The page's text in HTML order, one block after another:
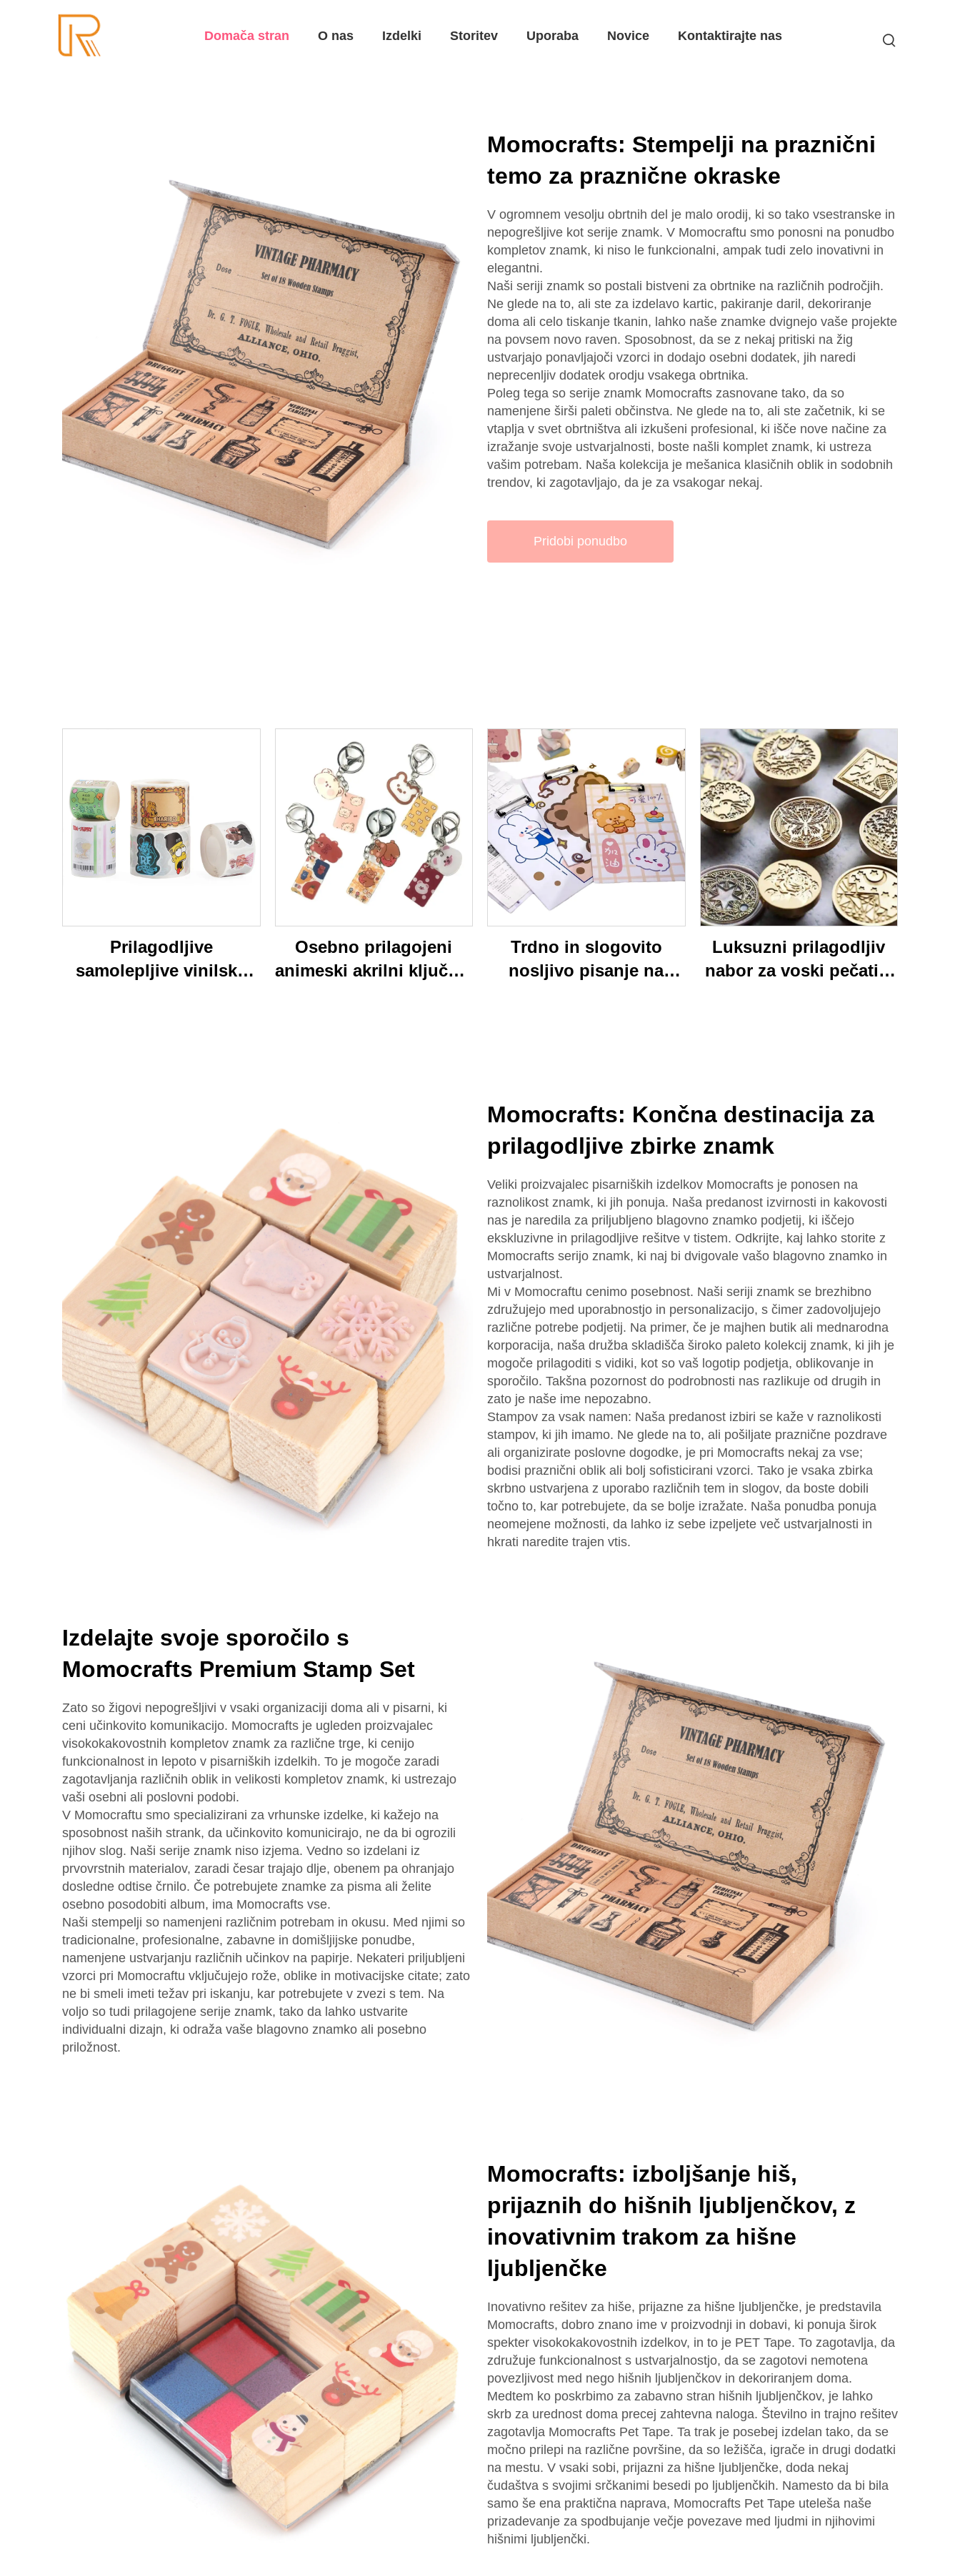
Domača stran O nas Izdelki Storitev Uporaba Novice Kontaktirajte nas
Momocrafts: Stempelji na praznični
temo za praznične okraske
V ogromnem vesolju obrtnih del je malo orodij, ki so tako vsestranske in
nepogrešljive kot serije znamk. V Momocraftu smo ponosni na ponudbo
kompletov znamk, ki niso le funkcionalni, ampak tudi zelo inovativni in
elegantni.
Naši seriji znamk so postali bistveni za obrtnike na različnih področjih.
Ne glede na to, ali ste za izdelavo kartic, pakiranje daril, dekoriranje
doma ali celo tiskanje tkanin, lahko naše znamke dvignejo vaše projekte
na povsem novo raven. Sposobnost, da se z nekaj pritiski na žig
ustvarjajo ponavljajoči vzorci in dodajo osebni dodatek, jih naredi
neprecenljiv dodatek orodju vsakega obrtnika.
Poleg tega so serije znamk Momocrafts zasnovane tako, da so
namenjene širši paleti občinstva. Ne glede na to, ali ste začetnik, ki se
vtaplja v svet obrtništva ali izkušeni profesional, ki išče nove načine za
izražanje svoje ustvarjalnosti, boste našli komplet znamk, ki ustreza
vašim potrebam. Naša kolekcija je mešanica klasičnih oblik in sodobnih
trendov, ki zagotavljajo, da je za vsakogar nekaj.
Pridobi ponudbo
Prilagodljive
samolepljive vinilske
Osebno prilagojeni
animeski akrilni ključnik
Trdno in slogovito
nosljivo pisanje na
uporabo
Luksuzni prilagodljiv
nabor za voski pečati s
Momocrafts: Končna destinacija za
prilagodljive zbirke znamk
Veliki proizvajalec pisarniških izdelkov Momocrafts je ponosen na
raznolikost znamk, ki jih ponuja. Naša predanost izvirnosti in kakovosti
nas je naredila za priljubljeno blagovno znamko podjetij, ki iščejo
ekskluzivne in prilagodljive rešitve v tistem. Odkrijte, kaj lahko storite z
Momocrafts serijo znamk, ki naj bi dvigovale vašo blagovno znamko in
ustvarjalnost.
Mi v Momocraftu cenimo posebnost. Naši seriji znamk se brezhibno
združujejo med uporabnostjo in personalizacijo, s čimer zadovoljujejo
različne potrebe podjetij. Na primer, če je majhen butik ali mednarodna
korporacija, naša družba skladišča široko paleto kolekcij znamk, ki jih je
mogoče prilagoditi s vidiki, kot so vaš logotip podjetja, oblikovanje in
sporočilo. Takšna pozornost do podrobnosti nas razlikuje od drugih in
zato je naše ime nepozabno.
Stampov za vsak namen: Naša predanost izbiri se kaže v raznolikosti
stampov, ki jih imamo. Ne glede na to, ali pošiljate praznične pozdrave
ali organizirate poslovne dogodke, je pri Momocrafts nekaj za vse;
bodisi praznični oblik ali bolj sofisticirani vzorci. Tako je vsaka zbirka
skrbno ustvarjena z uporabo različnih tem in slogov, da boste dobili
točno to, kar potrebujete, da se bolje izražate. Naša ponudba ponuja
neomejene možnosti, da lahko iz sebe izpeljete več ustvarjalnosti in
hkrati naredite trajen vtis.
Izdelajte svoje sporočilo s
Momocrafts Premium Stamp Set
Zato so žigovi nepogrešljivi v vsaki organizaciji doma ali v pisarni, ki
ceni učinkovito komunikacijo. Momocrafts je ugleden proizvajalec
visokokakovostnih kompletov znamk za različne trge, ki cenijo
funkcionalnost in lepoto v pisarniških izdelkih. To je mogoče zaradi
zagotavljanja različnih oblik in velikosti kompletov znamk, ki ustrezajo
vaši osebni ali poslovni podobi.
V Momocraftu smo specializirani za vrhunske izdelke, ki kažejo na
sposobnost naših strank, da učinkovito komunicirajo, ne da bi ogrozili
njihov slog. Naši serije znamk niso izjema. Vedno so izdelani iz
prvovrstnih materialov, zaradi česar trajajo dlje, obenem pa ohranjajo
dosledne odtise črnilo. Če potrebujete znamke za pisma ali želite
osebno posodobiti album, ima Momocrafts vse.
Naši stempelji so namenjeni različnim potrebam in okusu. Med njimi so
tradicionalne, profesionalne, zabavne in domišljijske ponudbe,
namenjene ustvarjanju različnih učinkov na papirje. Nekateri priljubljeni
vzorci pri Momocraftu vključujejo rože, oblike in motivacijske citate; zato
ne bi smeli imeti težav pri iskanju, kar potrebujete v zvezi s tem. Na
voljo so tudi prilagojene serije znamk, tako da lahko ustvarite
individualni dizajn, ki odraža vaše blagovno znamko ali posebno
priložnost.
Momocrafts: izboljšanje hiš,
prijaznih do hišnih ljubljenčkov, z
inovativnim trakom za hišne
ljubljenčke
Inovativno rešitev za hiše, prijazne za hišne ljubljenčke, je predstavila
Momocrafts, dobro znano ime v proizvodnji in dobavi, ki ponuja širok
spekter visokokakovostnih izdelkov, in to je PET Tape. To zagotavlja, da
združuje funkcionalnost s ustvarjalnostjo, da se zagotovi nemotena
povezljivost med nego hišnih ljubljenčkov in dekoriranjem doma.
Medtem ko poskrbimo za zabavno stran hišnih ljubljenčkov, je lahko
skrb za urednost doma precej zahtevna naloga. Številno in trajno rešitev
zagotavlja Momocrafts Pet Tape. Ta trak je posebej izdelan tako, da se
močno prilepi na različne površine, da so ležišča, igrače in drugi dodatki
na mestu. V vsaki sobi, prijazni za hišne ljubljenčke, doda nekaj
čudaštva s svojimi srčkanimi besedi po ljubljenčkih. Namesto da bi bila
samo še ena praktična naprava, Momocrafts Pet Tape uteleša naše
prizadevanje za spodbujanje večje povezave med ljudmi in njihovimi
hišnimi ljubljenčki.